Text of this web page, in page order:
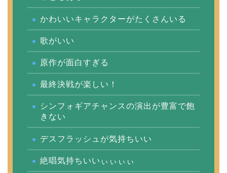
かわいいキャラクターがたくさんいる
歌がいい
原作が面白すぎる
最終決戦が楽しい！
シンフォギアチャンスの演出が豊富で飽
きない
デスフラッシュが気持ちいい
絶唱気持ちいいぃぃぃぃ